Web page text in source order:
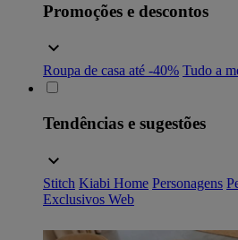
Promoções e descontos
Roupa de casa até -40% Tudo a
Tendências e sugestões
Stitch Kiabi Home Personagens
Exclusivos Web